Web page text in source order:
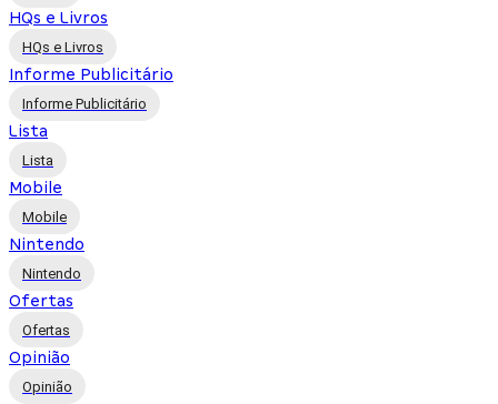
HQs e Livros
HQs e Livros
Informe Publicitário
Informe Publicitário
Lista
Lista
Mobile
Mobile
Nintendo
Nintendo
Ofertas
Ofertas
Opinião
Opinião